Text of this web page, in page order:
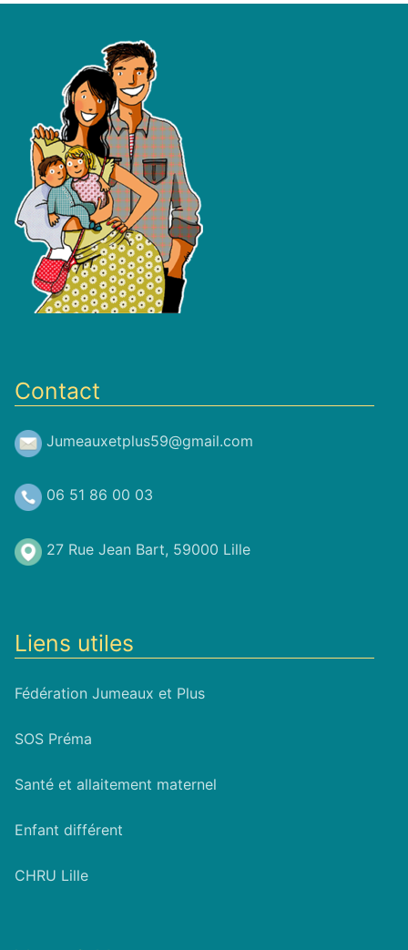
Contact
Jumeauxetplus59@gmail.com
06 51 86 00 03
27 Rue Jean Bart, 59000 Lille
Liens utiles
Fédération Jumeaux et Plus
SOS Préma
Santé et allaitement maternel
Enfant différent
CHRU Lille